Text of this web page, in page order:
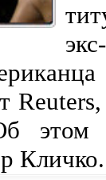
этом
Кличко.